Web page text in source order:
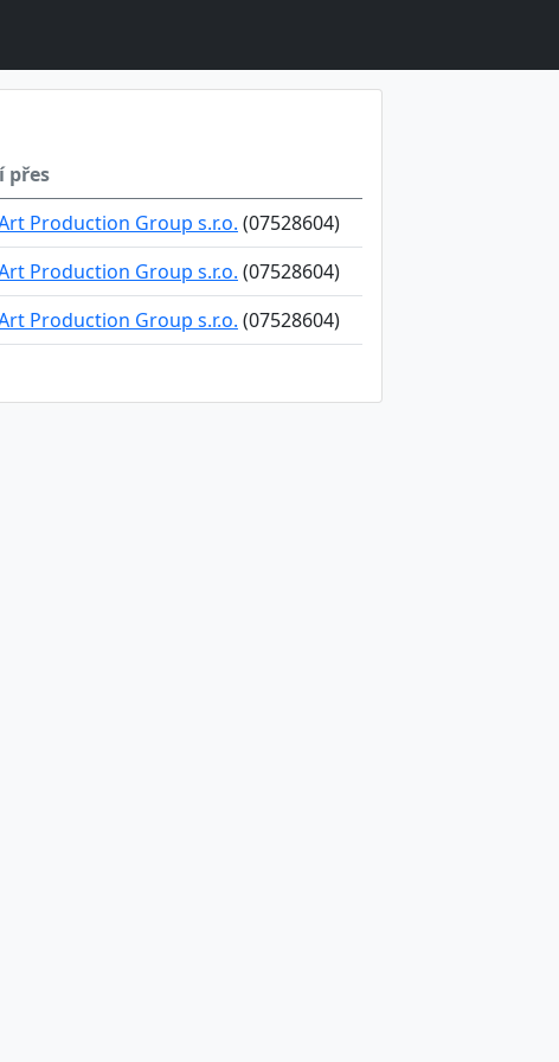
přes
Production Group s.r.o. (07528604)
Production Group s.r.o. (07528604)
Production Group s.r.o. (07528604)